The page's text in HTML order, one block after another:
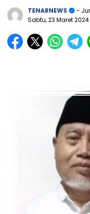
TENARNEWS
-
Sabtu, 23 Maret 2024